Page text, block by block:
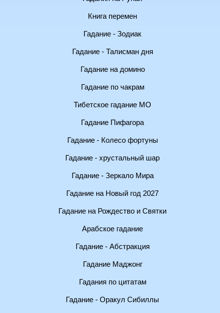
Книга перемен
Гадание - Зодиак
Гадание - Талисман дня
Гадание на домино
Гадание по чакрам
Тибетское гадание МО
Гадание Пифагора
Гадание - Колесо фортуны
Гадание - хрустальный шар
Гадание - Зеркало Мира
Гадание на Новый год 2027
Гадание на Рождество и Святки
Арабское гадание
Гадание - Абстракция
Гадание Маджонг
Гадания по цитатам
Гадание - Оракул Сибиллы